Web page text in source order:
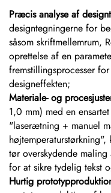
Præcis analyse af
designtegningerne for
såsom skriftmellemrum,
oprettelse af en
fremstillingsprocesser
designeffekten;
Materiale- og
1,0 mm) med en
"laserætning + manuel
tør overskydende
for at sikre tydelig tekst
Hurtig